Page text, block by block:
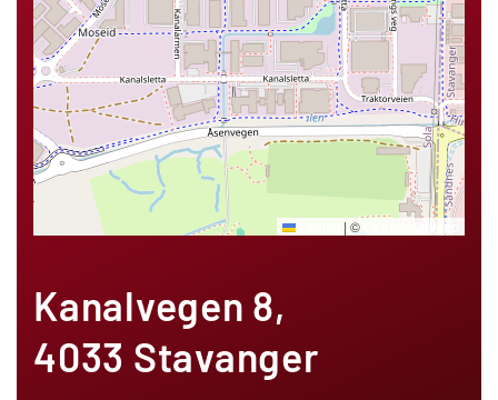
| © OpenStreetMap
Kanalvegen 8,
4033 Stavanger